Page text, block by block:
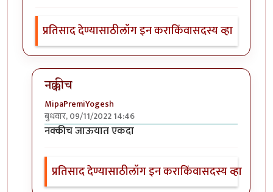
प्रतिसाद देण्यासाठीलॉग इन कराकिंवासदस्य व्हा
नक्कीच
MipaPremiYogesh
बुधवार, 09/11/2022 14:46
In reply toमस्तbyनगरी
नक्कीच जाऊयात एकदा
प्रतिसाद देण्यासाठीलॉग इन कराकिंवासदस्य व्हा